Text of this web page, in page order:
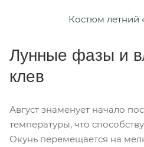
Костюм летний
Лунные фазы и
клев
Август знаменует начало
температуры, что
Окунь перемещается на